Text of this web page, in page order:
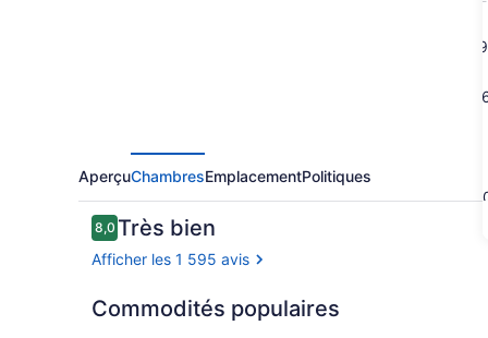
9
Inclusive
AperçuChambresEmplacementPolitiques
Avis
8,08,0 sur 10 –
Très bien
Afficher les 1 595 avis
Commodités populaires